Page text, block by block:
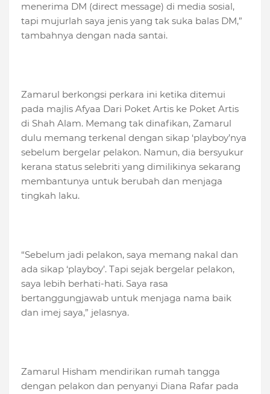
menerima DM (direct message) di media sosial,
tapi mujurlah saya jenis yang tak suka balas DM,”
tambahnya dengan nada santai.
Zamarul berkongsi perkara ini ketika ditemui
pada majlis Afyaa Dari Poket Artis ke Poket Artis
di Shah Alam. Memang tak dinafikan, Zamarul
dulu memang terkenal dengan sikap ‘playboy’nya
sebelum bergelar pelakon. Namun, dia bersyukur
kerana status selebriti yang dimilikinya sekarang
membantunya untuk berubah dan menjaga
tingkah laku.
“Sebelum jadi pelakon, saya memang nakal dan
ada sikap ‘playboy’. Tapi sejak bergelar pelakon,
saya lebih berhati-hati. Saya rasa
bertanggungjawab untuk menjaga nama baik
dan imej saya,” jelasnya.
Zamarul Hisham mendirikan rumah tangga
dengan pelakon dan penyanyi Diana Rafar pada